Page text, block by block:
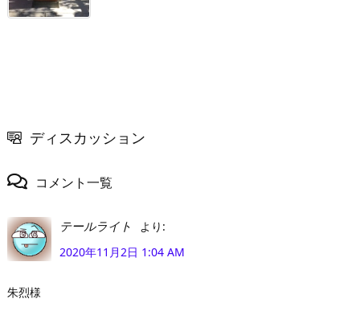
ディスカッション
コメント一覧
テールライト
より:
2020年11月2日 1:04 AM
朱烈様